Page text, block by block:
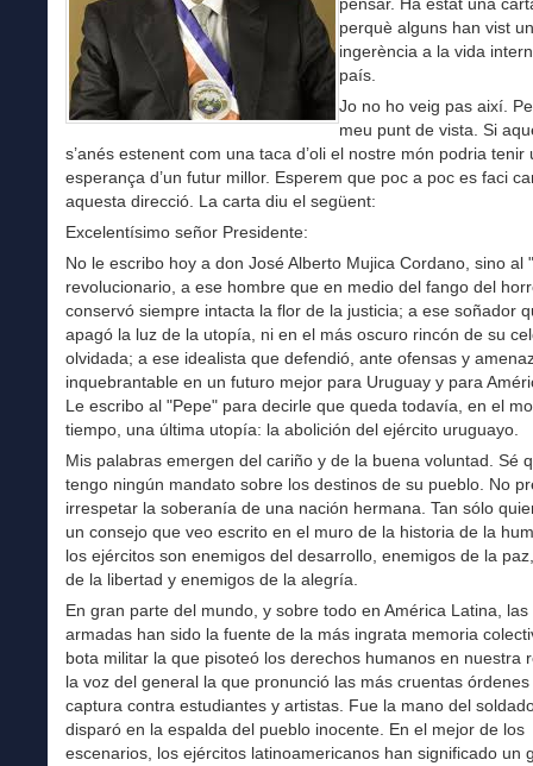
perquè alguns han vist
ingerència a la vida
país.
Jo no ho veig pas així.
meu punt de vista. Si
s’anés estenent com una taca d’oli el nostre món podria tenir
esperança d’un futur millor. Esperem que poc a poc es faci
aquesta direcció. La carta diu el següent:
Excelentísimo señor Presidente:
No le escribo hoy a don José Alberto Mujica Cordano, sino al
revolucionario, a ese hombre que en medio del fango del
conservó siempre intacta la flor de la justicia; a ese soñador
apagó la luz de la utopía, ni en el más oscuro rincón de su
olvidada; a ese idealista que defendió, ante ofensas y
inquebrantable en un futuro mejor para Uruguay y para
Le escribo al "Pepe" para decirle que queda todavía, en el
tiempo, una última utopía: la abolición del ejército uruguayo.
Mis palabras emergen del cariño y de la buena voluntad. Sé
tengo ningún mandato sobre los destinos de su pueblo. No
irrespetar la soberanía de una nación hermana. Tan sólo
un consejo que veo escrito en el muro de la historia de la
los ejércitos son enemigos del desarrollo, enemigos de la
de la libertad y enemigos de la alegría.
En gran parte del mundo, y sobre todo en América Latina, las
armadas han sido la fuente de la más ingrata memoria
bota militar la que pisoteó los derechos humanos en nuestra
la voz del general la que pronunció las más cruentas órdenes
captura contra estudiantes y artistas. Fue la mano del
disparó en la espalda del pueblo inocente. En el mejor de los
escenarios, los ejércitos latinoamericanos han significado un